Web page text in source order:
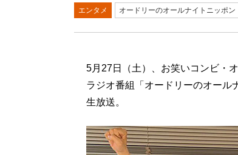
エンタメ オードリーのオールナイトニッポン
5月27日（土）、お笑いコンビ・
ラジオ番組「オードリーのオール
生放送。